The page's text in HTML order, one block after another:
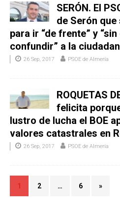
SERÓN. El
de Serón
para ir “de frente” y
confundir” a la
26 Sep, 2017 PSOE de Almería
ROQUETAS
felicita
lustro de lucha el BOE
valores catastrales en
26 Sep, 2017 PSOE de Almería
1 2 … 6 »